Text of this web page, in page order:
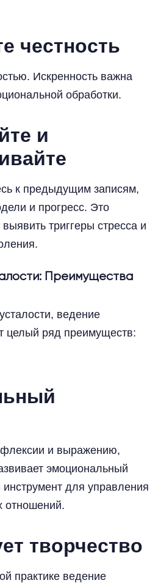
честность
Искренность важна
обработки.
и
к предыдущим записям,
и прогресс. Это
триггеры стресса и
Преимущества
ведение
целый ряд преимуществ:
и выражению,
эмоциональный
инструмент для управления
отношений.
творчество
практике ведение